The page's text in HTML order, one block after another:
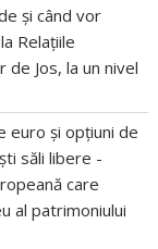
și când vor
la Relațiile
de Jos, la un nivel
euro și opțiuni de
săli libere -
care
al patrimoniului